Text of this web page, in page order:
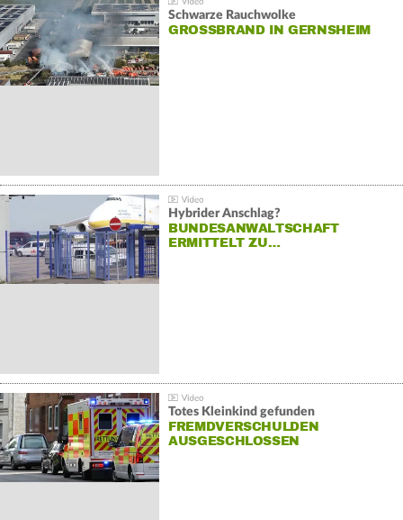
Schwarze Rauchwolke
GROSSBRAND IN GERNSHEIM
Hybrider Anschlag?
BUNDESANWALTSCHAFT
ERMITTELT ZU…
Totes Kleinkind gefunden
FREMDVERSCHULDEN
AUSGESCHLOSSEN